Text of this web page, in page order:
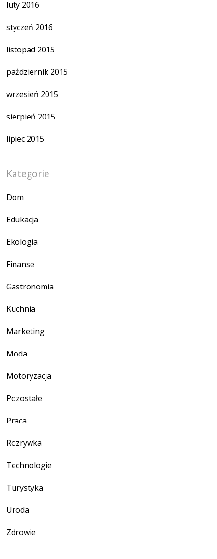
luty 2016
styczeń 2016
listopad 2015
październik 2015
wrzesień 2015
sierpień 2015
lipiec 2015
Kategorie
Dom
Edukacja
Ekologia
Finanse
Gastronomia
Kuchnia
Marketing
Moda
Motoryzacja
Pozostałe
Praca
Rozrywka
Technologie
Turystyka
Uroda
Zdrowie